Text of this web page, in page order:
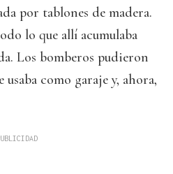
por tablones de madera.
lo que allí acumulaba
Los bomberos pudieron
como garaje y, ahora,